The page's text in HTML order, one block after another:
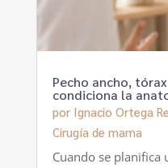
Pecho ancho,
condiciona la
por Ignacio Ortega
Cirugía de mama
Cuando se planifica